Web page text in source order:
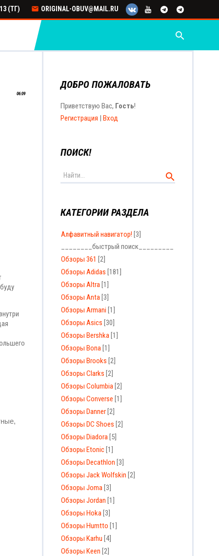
(ТГ) ORIGINAL-OBUV@MAIL.RU
search
06:09
ДОБРО ПОЖАЛОВАТЬ
Приветствую Вас, Гость!
Регистрация | Вход
ПОИСК!
КАТЕГОРИИ РАЗДЕЛА
Алфавитный навигатор! [3]
________быстрый поиск_________
Обзоры 361 [2]
Обзоры Adidas [181]
Обзоры Altra [1]
Обзоры Anta [3]
Обзоры Armani [1]
Обзоры Asics [30]
Обзоры Bershka [1]
Обзоры Bona [1]
Обзоры Brooks [2]
Обзоры Clarks [2]
Обзоры Columbia [2]
Обзоры Converse [1]
Обзоры Danner [2]
Обзоры DC Shoes [2]
Обзоры Diadora [5]
Обзоры Etonic [1]
Обзоры Decathlon [3]
Обзоры Jack Wolfskin [2]
Обзоры Joma [3]
Обзоры Jordan [1]
Обзоры Hoka [3]
Обзоры Humtto [1]
Обзоры Karhu [4]
Обзоры Keen [2]